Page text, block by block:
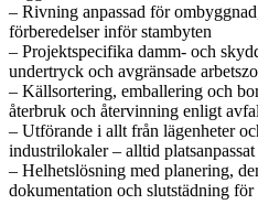
– Rivning anpassad för
förberedelser inför stambyten
– Projektspecifika damm- och
undertryck och avgränsade
– Källsortering, emballering och
återbruk och återvinning enligt
– Utförande i allt från lägenheter
industrilokaler – alltid platsanpassat
– Helhetslösning med planering,
dokumentation och slutstädning